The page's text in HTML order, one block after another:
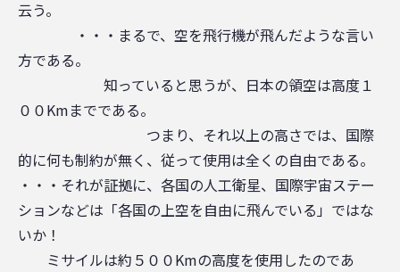
云う。
・・・まるで、空を飛行機が飛んだような言い
方である。
知っていると思うが、日本の領空は高度１
００Kmまでである。
つまり、それ以上の高さでは、国際
的に何も制約が無く、従って使用は全くの自由である。
・・・それが証拠に、各国の人工衛星、国際宇宙ステー
ションなどは「各国の上空を自由に飛んでいる」ではな
いか！
ミサイルは約５００Kmの高度を使用したのであ